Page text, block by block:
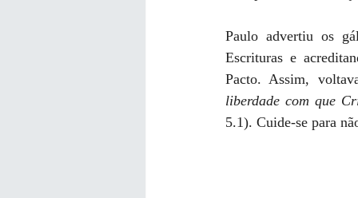
Paulo advertiu os
Escrituras e
Pacto. Assim,
liberdade com que
5.1). Cuide-se para